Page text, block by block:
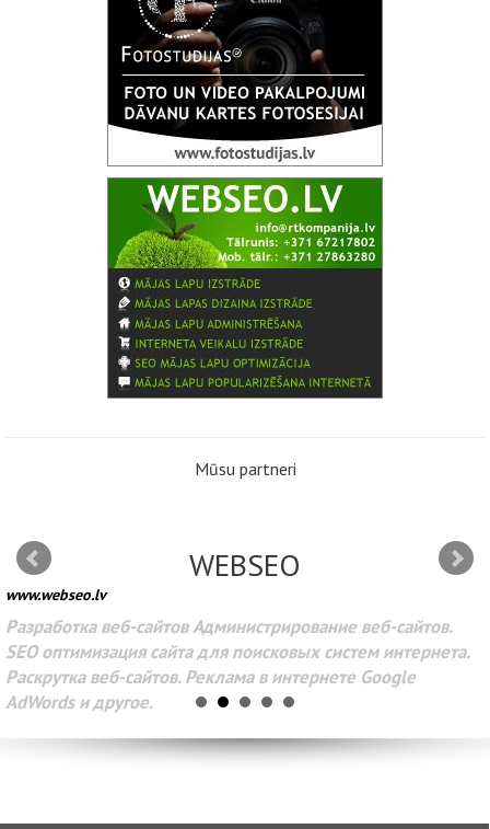
Mūsu partneri
WEBSEO
www.webseo.lv
Разработка веб-сайтов Администрирование веб-сайтов.
SEO оптимизация сайта для поисковых систем интернета.
Раскрутка веб-сайтов. Реклама в интернете Google
AdWords и другое.